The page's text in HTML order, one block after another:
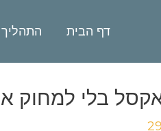
דף הבית התהליך
בלי למחוק